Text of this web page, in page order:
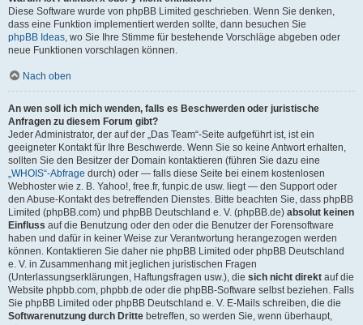
Diese Software wurde von phpBB Limited geschrieben. Wenn Sie denken,
dass eine Funktion implementiert werden sollte, dann besuchen Sie
phpBB Ideas, wo Sie Ihre Stimme für bestehende Vorschläge abgeben oder
neue Funktionen vorschlagen können.
Nach oben
An wen soll ich mich wenden, falls es Beschwerden oder juristische
Anfragen zu diesem Forum gibt?
Jeder Administrator, der auf der „Das Team“-Seite aufgeführt ist, ist ein
geeigneter Kontakt für Ihre Beschwerde. Wenn Sie so keine Antwort erhalten,
sollten Sie den Besitzer der Domain kontaktieren (führen Sie dazu eine
„WHOIS“-Abfrage durch) oder — falls diese Seite bei einem kostenlosen
Webhoster wie z. B. Yahoo!, free.fr, funpic.de usw. liegt — den Support oder
den Abuse-Kontakt des betreffenden Dienstes. Bitte beachten Sie, dass phpBB
Limited (phpBB.com) und phpBB Deutschland e. V. (phpBB.de) absolut keinen
Einfluss auf die Benutzung oder den oder die Benutzer der Forensoftware
haben und dafür in keiner Weise zur Verantwortung herangezogen werden
können. Kontaktieren Sie daher nie phpBB Limited oder phpBB Deutschland
e. V. in Zusammenhang mit jeglichen juristischen Fragen
(Unterlassungserklärungen, Haftungsfragen usw.), die sich nicht direkt auf die
Website phpbb.com, phpbb.de oder die phpBB-Software selbst beziehen. Falls
Sie phpBB Limited oder phpBB Deutschland e. V. E-Mails schreiben, die die
Softwarenutzung durch Dritte betreffen, so werden Sie, wenn überhaupt,